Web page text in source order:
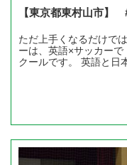
【東京都東村山市】
ただ上手くなるだけで
ーは、英語×サッカー
クールです。 英語と日